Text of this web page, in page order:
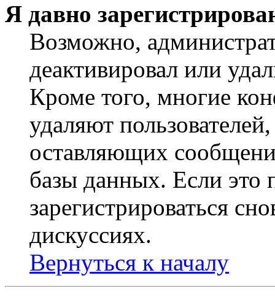
Я давно
Возможно,
деактивировал или
Кроме того, многие
удаляют
оставляющих
базы данных. Если это
зарегистрироваться
дискуссиях.
Вернуться к началу